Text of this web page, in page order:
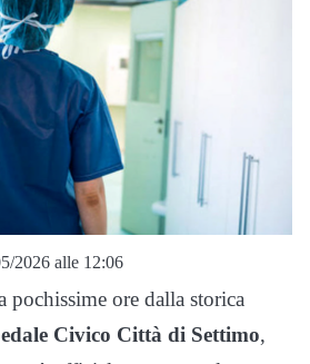
2026 alle 12:06
pochissime ore dalla storica
Civico Città di Settimo,